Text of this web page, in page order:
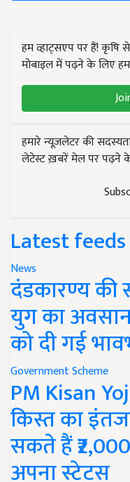
हम व्हाट्सएप पर हैं! कृषि
मोबाइल में पढ़ने के लिए
हमारे न्यूज़लेटर की
लेटेस्ट ख़बरें मेल पर पढ़ने
Latest feeds
News
दंडकारण्य की
युग का
को दी गई
Government Scheme
PM Kisan
किस्त का
सकते हैं
अपना स्टेटस